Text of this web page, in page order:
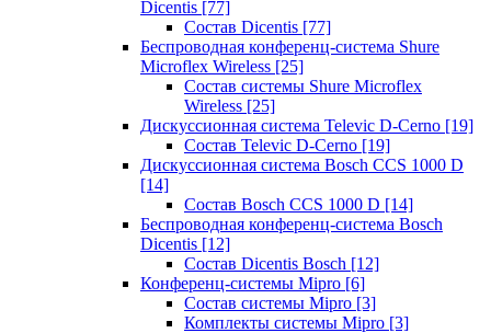
Dicentis [77]
Состав Dicentis [77]
Беспроводная конференц-система Shure
Microflex Wireless [25]
Состав системы Shure Microflex
Wireless [25]
Дискуссионная система Televic D-Cerno [19]
Состав Televic D-Cerno [19]
Дискуссионная система Bosch CCS 1000 D
[14]
Состав Bosch CCS 1000 D [14]
Беспроводная конференц-система Bosch
Dicentis [12]
Состав Dicentis Bosch [12]
Конференц-системы Mipro [6]
Состав системы Mipro [3]
Комплекты системы Mipro [3]